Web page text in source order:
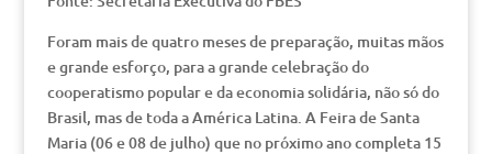
Foram mais de quatro meses de preparação, muitas mãos
e grande esforço, para a grande celebração do
cooperatismo popular e da economia solidária, não só do
Brasil, mas de toda a América Latina. A Feira de Santa
Maria (06 e 08 de julho) que no próximo ano completa 15